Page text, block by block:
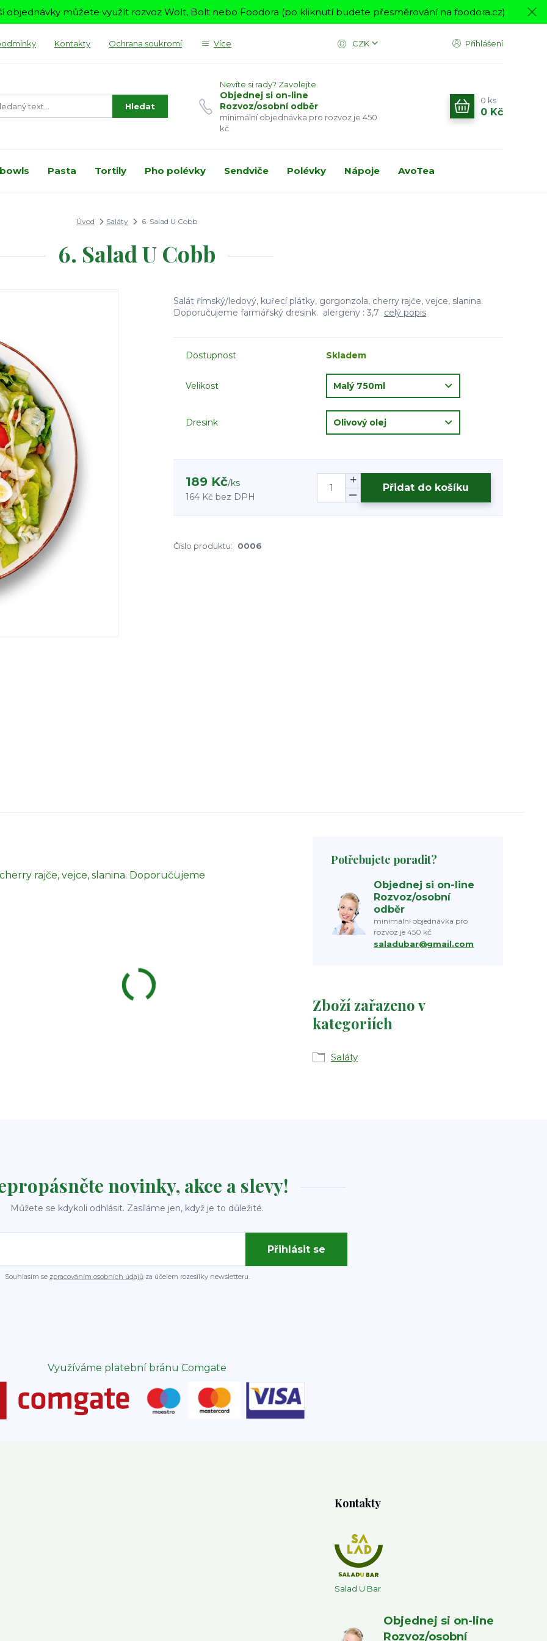
objednávky můžete využít rozvoz Wolt, Bolt nebo Foodora (po kliknutí budete přesměrování na foodora.cz)
Kontakty Ochrana soukromí Více CZK Přihlášení
Hledat
Nevíte si rady? Zavolejte.
Objednej si on-line
Rozvoz/osobní odběr
minimální objednávka pro rozvoz je 450
kč
0 ks
0 Kč
Pasta Tortily Pho polévky Sendviče Polévky Nápoje AvoTea
Úvod Saláty 6. Salad U Cobb
6. Salad U Cobb
Salát římský/ledový, kuřecí plátky, gorgonzola, cherry rajče, vejce, slanina.
Doporučujeme farmářský dresink. alergeny : 3,7 celý popis
Dostupnost Skladem
Velikost
Dresink
189 Kč/ks
164 Kč bez DPH
Přidat do košíku
Číslo produktu: 0006
rajče, vejce, slanina. Doporučujeme
Zboží zařazeno v
kategoriích
Saláty
Potřebujete poradit?
Objednej si on-line
Rozvoz/osobní
odběr
minimální objednávka pro
rozvoz je 450 kč
saladubar@gmail.com
novinky, akce a slevy!
Můžete se kdykoli odhlásit. Zasíláme jen, když je to důležité.
Přihlásit se
Souhlasím se zpracováním osobních údajůza účelem rozesílky newsletteru.
Využíváme platební bránu Comgate
Kontakty
Salad U Bar
Objednej si on-line
Rozvoz/osobní